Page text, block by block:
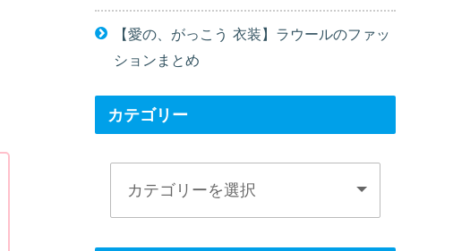
【愛の、がっこう 衣装】ラウールのファッ
ションまとめ
カテゴリー